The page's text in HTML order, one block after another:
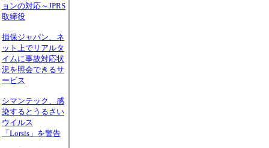
ョンの対応～JPRS
取締役
損保ジャパン、ネ
ット上でリアルタ
イムに事故対応状
況を照会できるサ
ービス
シマンテック、感
染するとうるさい
ウイルス
「Lorsis」を警告